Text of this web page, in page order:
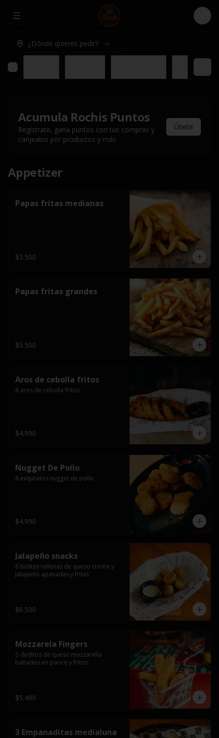
Abrir menu de navegación Login
¿Dónde quieres pedir?
Acumula Rochis Puntos
Regístrate, gana puntos con tus compras y
canjealos por productos y más
Únete
Appetizer
Papas fritas medianas
$3.500
Papas fritas grandes
$5.500
Aros de cebolla fritos
8 aros de cebolla fritos.
$4.990
Nugget De Pollo
8 exquisitos nugget de pollo
$4.990
Jalapeño snacks
6 bolitas rellenas de queso crema y
jalapeño apanadas y fritas
$6.500
Mozzarela Fingers
5 deditos de queso mozzarella
bañados en panco y fritos.
$5.490
3 Empanaditas medialuna